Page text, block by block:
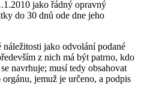
jako řádný opravný
do 30 dnů ode dne jeho
jako odvolání podané
z nich má být patrno, kdo
navrhuje; musí tedy obsahovat
jemuž je určeno, a podpis